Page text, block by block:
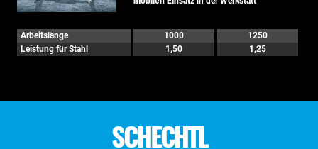
Arbeitslänge 1000
1250
Leistung für Stahl
1,50 1,25
SCHECHTL